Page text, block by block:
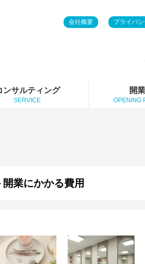
会社概要 プライバ
ンサルティング
SERVICE
開
OPENING
業にかかる費用